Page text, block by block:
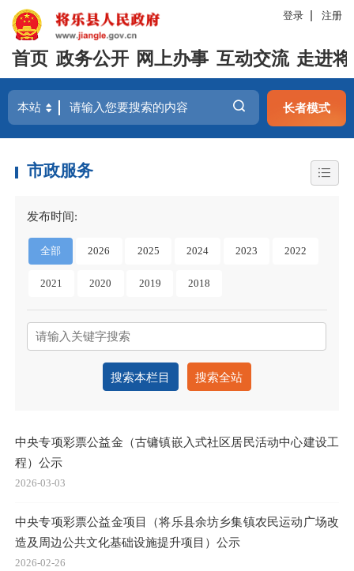
登录 注册
首页 政务公开 网上办事 互动交流 走进
长者模式
市政服务
发布时间:
全部 2026 2025 2024 2023 2022
2021 2020 2019 2018
搜索本栏目 搜索全站
中央专项彩票公益金（古镛镇嵌入式社区居民活动中心建设工
程）公示
2026-03-03
中央专项彩票公益金项目（将乐县余坊乡集镇农民运动广场改
造及周边公共文化基础设施提升项目）公示
2026-02-26